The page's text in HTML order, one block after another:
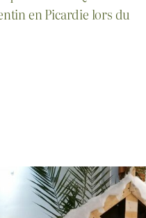
en Picardie lors du